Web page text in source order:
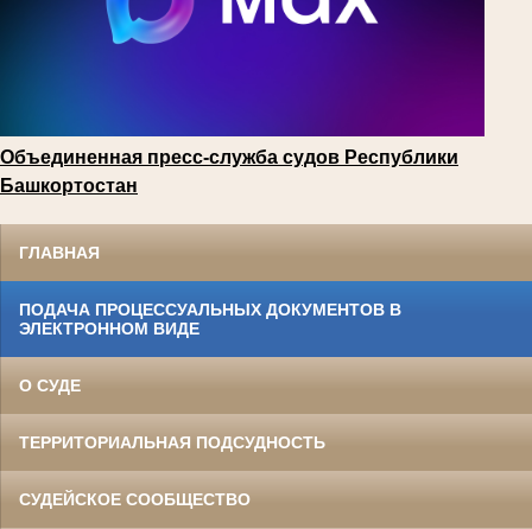
Объединенная пресс-служба судов Республики
Башкортостан
ГЛАВНАЯ
ПОДАЧА ПРОЦЕССУАЛЬНЫХ ДОКУМЕНТОВ В
ЭЛЕКТРОННОМ ВИДЕ
О СУДЕ
ТЕРРИТОРИАЛЬНАЯ ПОДСУДНОСТЬ
СУДЕЙСКОЕ СООБЩЕСТВО